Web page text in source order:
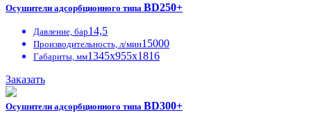
Осушители адсорбционного типа BD250+
Давление, бар14,5
Производительность, л/мин15000
Габариты, мм1345х955х1816
Заказать
Осушители адсорбционного типа BD300+